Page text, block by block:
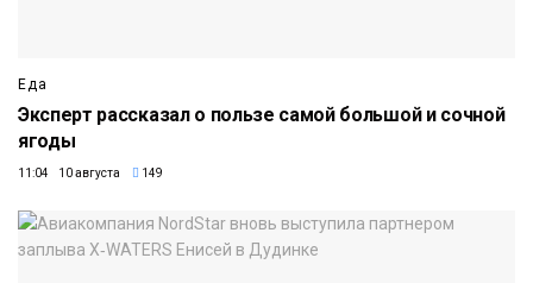
Еда
Эксперт рассказал о пользе самой большой и сочной
ягоды
11:04 10 августа 149